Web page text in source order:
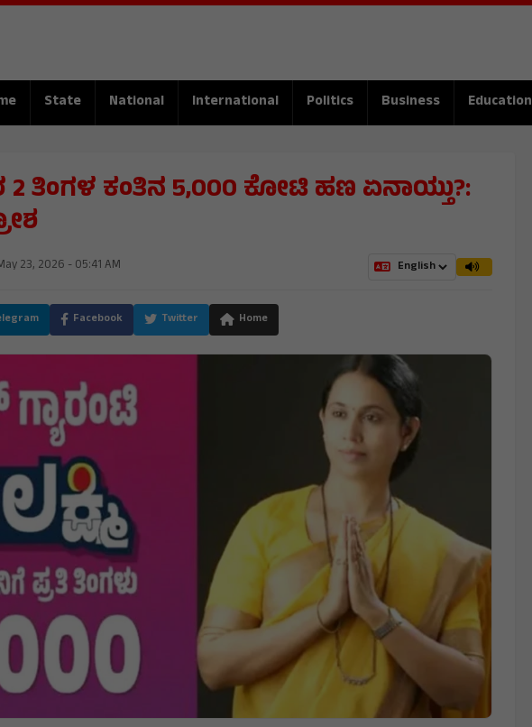
State National International Politics Business Education
2 ತಿಂಗಳ ಕಂತಿನ 5,000 ಕೋಟಿ ಹಣ ಏನಾಯ್ತು?:
23, 2026 - 05:41 AM
Facebook Twitter Home